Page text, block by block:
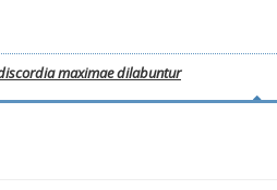
maximae dilabuntur